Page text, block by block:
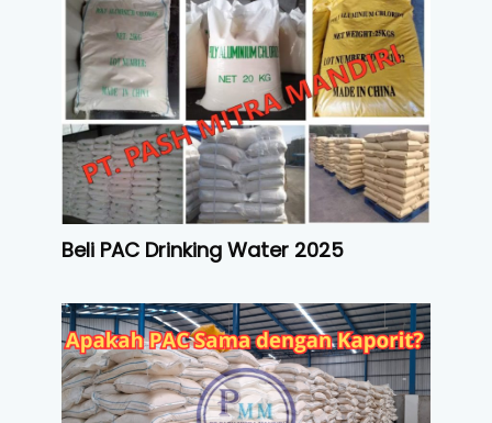
Beli PAC Drinking Water 2025